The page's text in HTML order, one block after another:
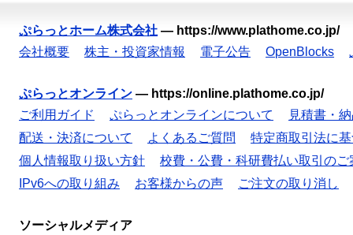
ぷらっとホーム株式会社 — https://www.plathome.co.jp/
会社概要
株主・投資家情報 電子公告 OpenBlocks
ぷらっとオンライン — https://online.plathome.co.jp/
ご利用ガイド
ぷらっとオンラインについて
見積書・
配送・決済について
よくあるご質問
特定商取引法に
個人情報取り扱い方針
校費・公費・科研費払い取引のご
IPv6への取り組み
お客様からの声 ご注文の取り消し
ソーシャルメディア